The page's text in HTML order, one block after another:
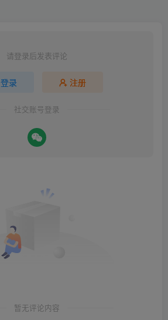
请登录后发表评论
登录 注册
社交账号登录
暂无评论内容